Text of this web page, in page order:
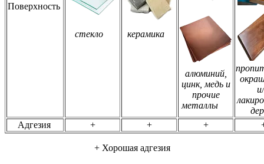
Поверхность
стекло керамика
алюминий,
цинк, медь и
прочие
металлы
Адгезия
+ + +
+ Хорошая адгезия